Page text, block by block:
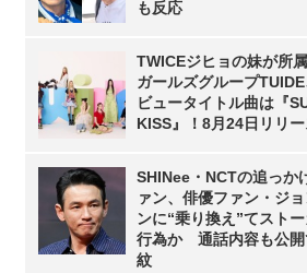
も反応
TWICEジヒョの妹が所
ガールズグループ
ビュータイトル曲は『
KISS』！8月24日リリー
SHINee・NCTの追っか
ァン、俳優ファン・ジョ
ンに“乗り換え”てスト
行為か 通話内容も公開
紋